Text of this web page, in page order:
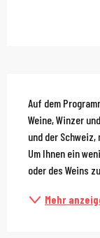
Auf dem
Weine, Winzer
und der
Um Ihnen ein
oder des Weins
Mehr